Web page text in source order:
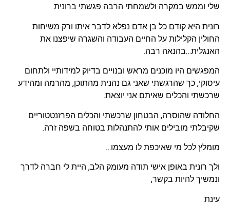
שלי וממש במקרה ולשמחתי הרבה פגשתי ברונית.
רונית היא קודם כל בן אדם נפלא לדבר איתו ורק משיחות
החולין הקלילות על החיים העבודה והשגרה שיפצנו את
האנגלית…בהנאה רבה.
המפגשים היו מוכנים מראש ובנויים בדיוק למידותיי ולתחום
עיסוקי, כך שהרגשתי שאני גם נהנית מהתוכן, מהרמה ומהידע
שרכשתי והכלים שאיתם אני יוצאת.
החלודה שהוסרה, הבטחון שרכשתי והכלים הפרזנטטוריים
שקיבלתי מובילים אותי להתנהלות בטוחה בשפה זרה.
מומלץ לכל מי שאיכפת לו מעצמו…
ולך רונית באופן אישי תודה מעומק הלב, היית לי חברה לדרך
ונמשיך להיות בקשר,
עינת